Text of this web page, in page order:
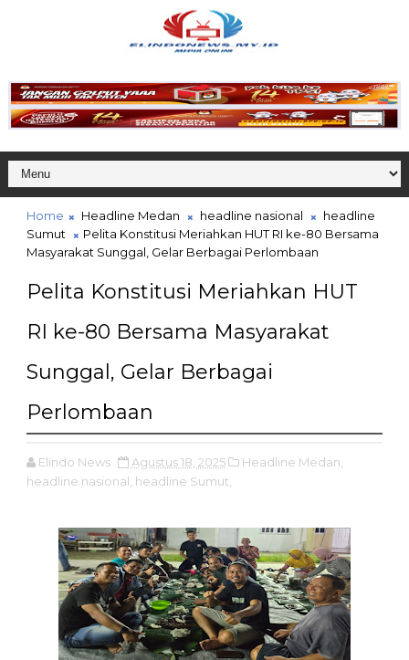
Home Headline Medan headline nasional
headline
Sumut
Pelita Konstitusi Meriahkan HUT RI ke-80 Bersama
Masyarakat Sunggal, Gelar Berbagai Perlombaan
Pelita Konstitusi Meriahkan HUT
RI ke-80 Bersama Masyarakat
Sunggal, Gelar Berbagai
Perlombaan
Elindo News Agustus 18, 2025
Headline Medan,
headline nasional, headline Sumut,